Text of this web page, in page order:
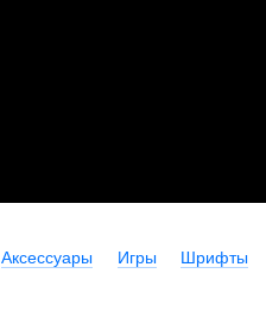
Аксессуары Игры Шрифты